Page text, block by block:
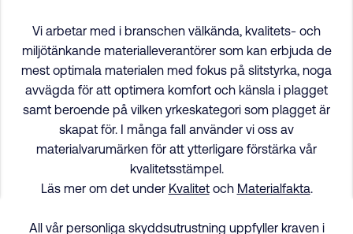
Vi arbetar med i branschen välkända, kvalitets- och
miljötänkande materialleverantörer som kan erbjuda de
mest optimala materialen med fokus på slitstyrka, noga
avvägda för att optimera komfort och känsla i plagget
samt beroende på vilken yrkeskategori som plagget är
skapat för. I många fall använder vi oss av
materialvarumärken för att ytterligare förstärka vår
kvalitetsstämpel.
Läs mer om det under Kvalitetoch Materialfakta.
All vår personliga skyddsutrustning uppfyller kraven i